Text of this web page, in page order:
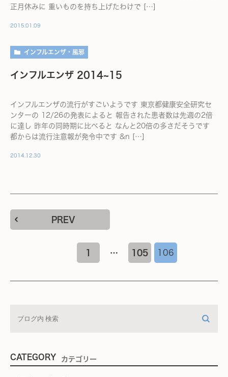
正月休みに 重いものを持ち上げたわけで […]
2015.01.09
インフルエンザ・風邪
インフルエンザ 2014~15
インフルエンザの流行がすごいようです 東京都健康安全研究セ
ンターの 12/26の発表によると 報告された患者数は先週の2倍
に達し 昨年の同時期に比べると なんと20倍の多さだそうです
都からは流行注意報が発令中です &n […]
2014.12.30
PREV
1 … 105 106
CATEGORY カテゴリー